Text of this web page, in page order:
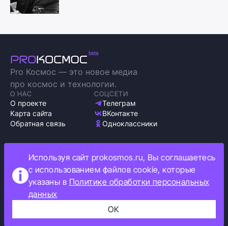
Pro Космос — это новое медиа
про космос и технологии.
О НАС
О проекте
Карта сайта
Обратная связь
СОЦСЕТИ
Телеграм
ВКонтакте
Одноклассники
Политика обработки персональных данных
Как мы используем cookie
Информация об ограничениях
Используя сайт prokosmos.ru, Вы соглашаетесь
с использованием файлов cookie, которые
указаны в Политике обработки персональных
данных
ОК